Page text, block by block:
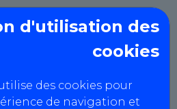
d'utilisation des
cookies
des cookies pour
de navigation et
COUTARD
CONTROLE